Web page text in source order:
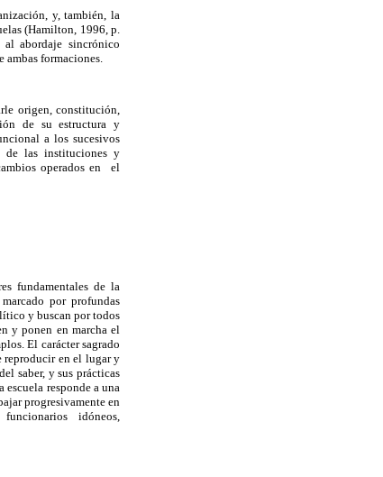
y, también, la
(Hamilton, 1996, p.
abordaje sincrónico
ambas formaciones.
origen, constitución,
de su estructura y
a los sucesivos
de las instituciones y
operados en el
fundamentales de la
por profundas
y buscan por todos
y ponen en marcha el
El carácter sagrado
reproducir en el lugar y
saber, y sus prácticas
responde a una
progresivamente en
funcionarios idóneos,